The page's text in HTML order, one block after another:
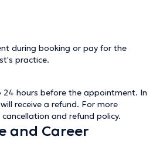
during booking or pay for the
practice.
24 hours before the appointment. In
receive a refund. For more
cancellation and refund policy.
and Career